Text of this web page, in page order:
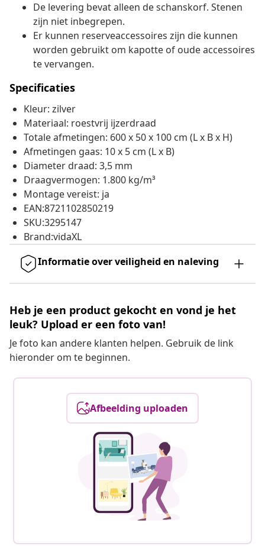
De levering bevat alleen de schanskorf. Stenen
zijn niet inbegrepen.
Er kunnen reserveaccessoires zijn die kunnen
worden gebruikt om kapotte of oude accessoires
te vervangen.
Specificaties
Kleur: zilver
Materiaal: roestvrij ijzerdraad
Totale afmetingen: 600 x 50 x 100 cm (L x B x H)
Afmetingen gaas: 10 x 5 cm (L x B)
Diameter draad: 3,5 mm
Draagvermogen: 1.800 kg/m³
Montage vereist: ja
EAN:8721102850219
SKU:3295147
Brand:vidaXL
Informatie over veiligheid en naleving
Heb je een product gekocht en vond je het
leuk? Upload er een foto van!
Je foto kan andere klanten helpen. Gebruik de link
hieronder om te beginnen.
Afbeelding uploaden